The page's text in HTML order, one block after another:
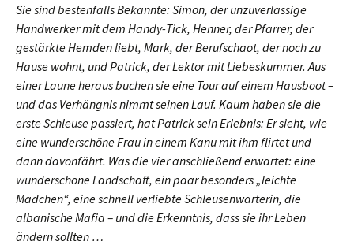
Sie sind bestenfalls Bekannte: Simon, der unzuverlässige
Handwerker mit dem Handy-Tick, Henner, der Pfarrer, der
gestärkte Hemden liebt, Mark, der Berufschaot, der noch zu
Hause wohnt, und Patrick, der Lektor mit Liebeskummer. Aus
einer Laune heraus buchen sie eine Tour auf einem Hausboot –
und das Verhängnis nimmt seinen Lauf. Kaum haben sie die
erste Schleuse passiert, hat Patrick sein Erlebnis: Er sieht, wie
eine wunderschöne Frau in einem Kanu mit ihm flirtet und
dann davonfährt. Was die vier anschließend erwartet: eine
wunderschöne Landschaft, ein paar besonders „leichte
Mädchen“, eine schnell verliebte Schleusenwärterin, die
albanische Mafia – und die Erkenntnis, dass sie ihr Leben
ändern sollten …